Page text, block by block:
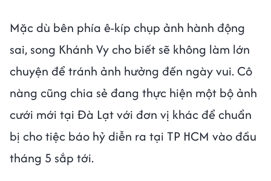
Mặc dù bên phía ê-kíp chụp ảnh hành động
sai, song Khánh Vy cho biết sẽ không làm lớn
chuyện để tránh ảnh hưởng đến ngày vui. Cô
nàng cũng chia sẻ đang thực hiện một bộ ảnh
cưới mới tại Đà Lạt với đơn vị khác để chuẩn
bị cho tiệc báo hỷ diễn ra tại TP HCM vào đầu
tháng 5 sắp tới.